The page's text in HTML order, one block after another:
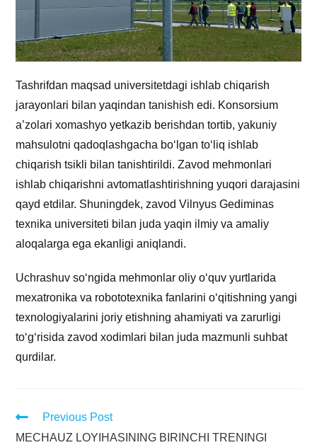
Tashrifdan maqsad universitetdagi ishlab chiqarish
jarayonlari bilan yaqindan tanishish edi. Konsorsium
aʼzolari xomashyo yetkazib berishdan tortib, yakuniy
mahsulotni qadoqlashgacha boʻlgan toʻliq ishlab
chiqarish tsikli bilan tanishtirildi. Zavod mehmonlari
ishlab chiqarishni avtomatlashtirishning yuqori darajasini
qayd etdilar. Shuningdek, zavod Vilnyus Gediminas
texnika universiteti bilan juda yaqin ilmiy va amaliy
aloqalarga ega ekanligi aniqlandi.
Uchrashuv so‘ngida mehmonlar oliy o‘quv yurtlarida
mexatronika va robototexnika fanlarini o‘qitishning yangi
texnologiyalarini joriy etishning ahamiyati va zarurligi
to‘g‘risida zavod xodimlari bilan juda mazmunli suhbat
qurdilar.
Previous Post
MECHAUZ LOYIHASINING BIRINCHI TRENINGI